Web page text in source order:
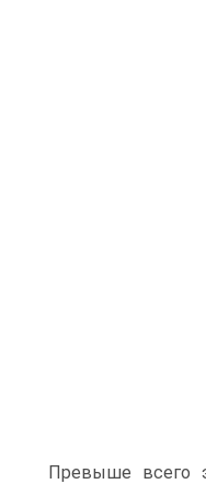
Превыше всего